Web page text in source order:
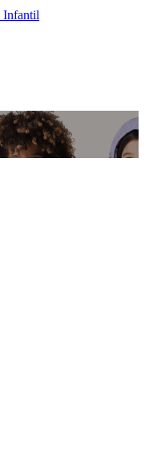
Infantil